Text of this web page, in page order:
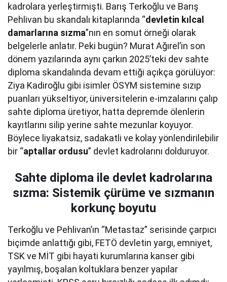
kadrolara yerleştirmişti. Barış Terkoğlu ve Barış
Pehlivan bu skandalı kitaplarında “devletin kılcal
damarlarına sızma”nın en somut örneği olarak
belgelerle anlatır. Peki bugün? Murat Ağırel’in son
dönem yazılarında aynı çarkın 2025’teki dev sahte
diploma skandalında devam ettiği açıkça görülüyor:
Ziya Kadiroğlu gibi isimler ÖSYM sistemine sızıp
puanları yükseltiyor, üniversitelerin e-imzalarını çalıp
sahte diploma üretiyor, hatta depremde ölenlerin
kayıtlarını silip yerine sahte mezunlar koyuyor.
Böylece liyakatsiz, sadakatli ve kolay yönlendirilebilir
bir “aptallar ordusu” devlet kadrolarını dolduruyor.
Sahte diploma ile devlet kadrolarına
sızma: Sistemik çürüme ve sızmanın
korkunç boyutu
Terkoğlu ve Pehlivan’ın “Metastaz” serisinde çarpıcı
biçimde anlattığı gibi, FETÖ devletin yargı, emniyet,
TSK ve MİT gibi hayati kurumlarına kanser gibi
yayılmış, boşalan koltuklara benzer yapılar